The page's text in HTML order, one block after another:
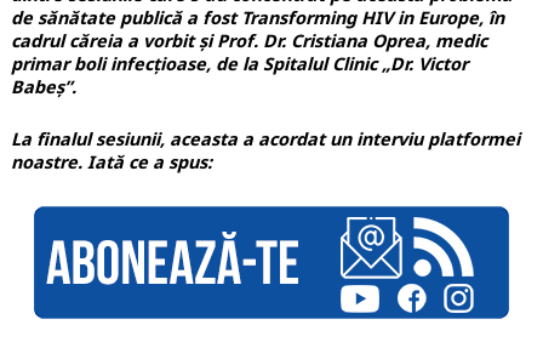
de sănătate publică a fost Transforming HIV in Europe, în
cadrul căreia a vorbit și Prof. Dr. Cristiana Oprea, medic
primar boli infecțioase, de la Spitalul Clinic „Dr. Victor
Babeș”.
La finalul sesiunii, aceasta a acordat un interviu platformei
noastre. Iată ce a spus: